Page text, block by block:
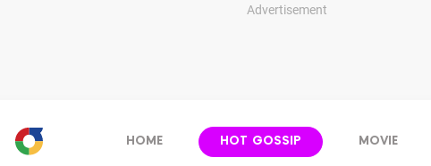
Advertisement
HOME HOT GOSSIP MOVIE